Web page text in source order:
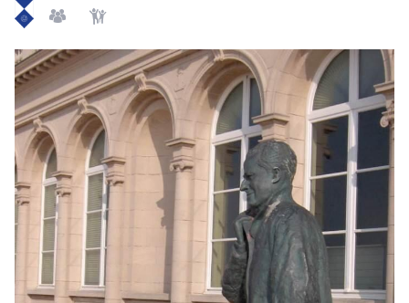
Beschermd
momument
GroepenKindvriendelijk